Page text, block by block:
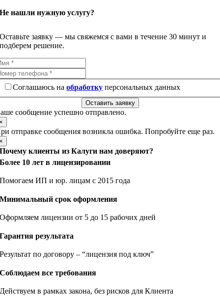
Не нашли нужную услугу?
Оставьте заявку — мы свяжемся с вами в течение 30 минут и
подберем решение.
Соглашаюсь наобработку персональных данных
Оставить заявку
сообщение успешно отправлено.
отправке сообщения возникла ошибка. Попробуйте еще раз.
Почему клиенты из Калуги нам доверяют?
Более 10 лет в лицензировании
Помогаем ИП и юр. лицам с 2015 года
Минимальный срок оформления
Оформляем лицензии от 5 до 15 рабочих дней
Гарантия результата
Результат по договору – “лицензия под ключ”
Соблюдаем все требования
Действуем в рамках закона, без рисков для Клиента